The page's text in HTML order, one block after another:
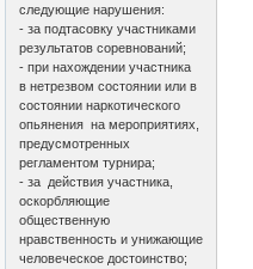
следующие нарушения:
- за подтасовку участниками
результатов соревнований;
- при нахождении участника
в нетрезвом состоянии или в
состоянии наркотического
опьянения на мероприятиях,
предусмотренных
регламентом турнира;
- за действия участника,
оскорбляющие
общественную
нравственность и унижающие
человеческое достоинство;